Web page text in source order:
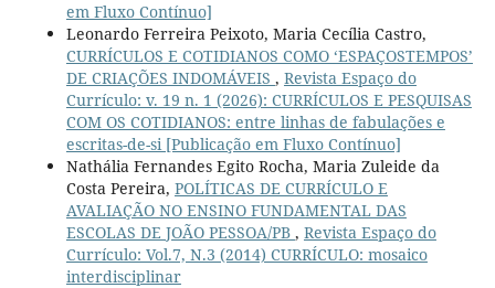
em Fluxo Contínuo]
Leonardo Ferreira Peixoto, Maria Cecília Castro,
CURRÍCULOS E COTIDIANOS COMO ‘ESPAÇOSTEMPOS’
DE CRIAÇÕES INDOMÁVEIS , Revista Espaço do
Currículo: v. 19 n. 1 (2026): CURRÍCULOS E PESQUISAS
COM OS COTIDIANOS: entre linhas de fabulações e
escritas-de-si [Publicação em Fluxo Contínuo]
Nathália Fernandes Egito Rocha, Maria Zuleide da
Costa Pereira, POLÍTICAS DE CURRÍCULO E
AVALIAÇÃO NO ENSINO FUNDAMENTAL DAS
ESCOLAS DE JOÃO PESSOA/PB , Revista Espaço do
Currículo: Vol.7, N.3 (2014) CURRÍCULO: mosaico
interdisciplinar